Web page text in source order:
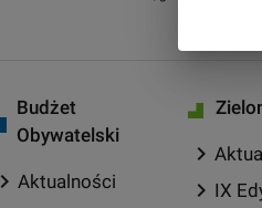
Budżet
Obywatelski
chevron_rightAktualności
chevron_right
chevron_right IX